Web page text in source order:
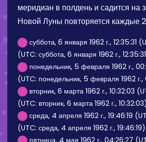
меридиан в полдень и садится на
Новой Луны повторяется каждые
суббота, 6 января 1962 г., 12:35:31
(UTC: суббота, 6 января 1962 г.,
понедельник, 5 февраля 1962 г.,
(UTC: понедельник, 5 февраля 1962 г.,
вторник, 6 марта 1962 г., 10:32:03
(UTC: вторник, 6 марта 1962 г., 10:32:03)
среда, 4 апреля 1962 г., 19:46:19
(UTC: среда, 4 апреля 1962 г., 19:46:19)
пятница, 4 мая 1962 г., 04:26:27